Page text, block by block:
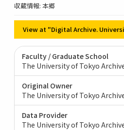
収蔵情報: 本郷
View at "Digital Archive.
Faculty / Graduate School
The University of Tokyo
Original Owner
The University of Tokyo
Data Provider
The University of Tokyo